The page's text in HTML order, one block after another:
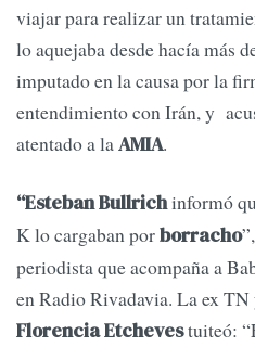
viajar para realizar un
lo aquejaba desde hacía más
imputado en la causa por la
entendimiento con Irán, y
atentado a laAMIA.
“Esteban Bullrichinformó
K lo cargaban porborracho
periodista que acompaña a
en Radio Rivadavia. La ex
Florencia Etchevestuiteó: